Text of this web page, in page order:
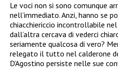
Le voci non si sono comunque
nell’immediato. Anzi, hanno se
chiacchiericcio incontrollabile
dall’altra cercava di vederci
seriamente qualcosa di vero?
relegato il tutto nel calderone
D’Agostino persiste nelle sue